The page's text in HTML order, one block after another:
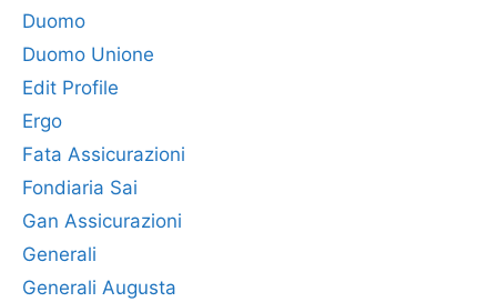
Duomo
Duomo Unione
Edit Profile
Ergo
Fata Assicurazioni
Fondiaria Sai
Gan Assicurazioni
Generali
Generali Augusta